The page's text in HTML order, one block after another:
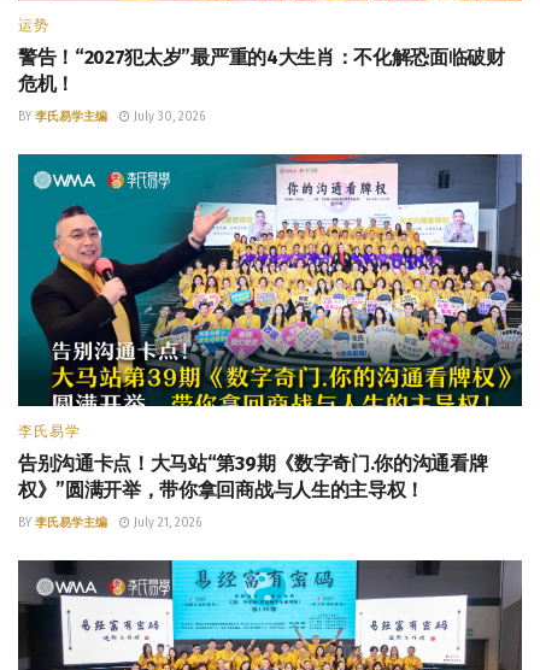
运势
警告！“2027犯太岁”最严重的4大生肖：不化解恐面临破财
危机！
BY 李氏易学主编 July 30, 2026
李氏易学
告别沟通卡点！大马站“第39期《数字奇门.你的沟通看牌
权》”圆满开举，带你拿回商战与人生的主导权！
BY 李氏易学主编 July 21, 2026